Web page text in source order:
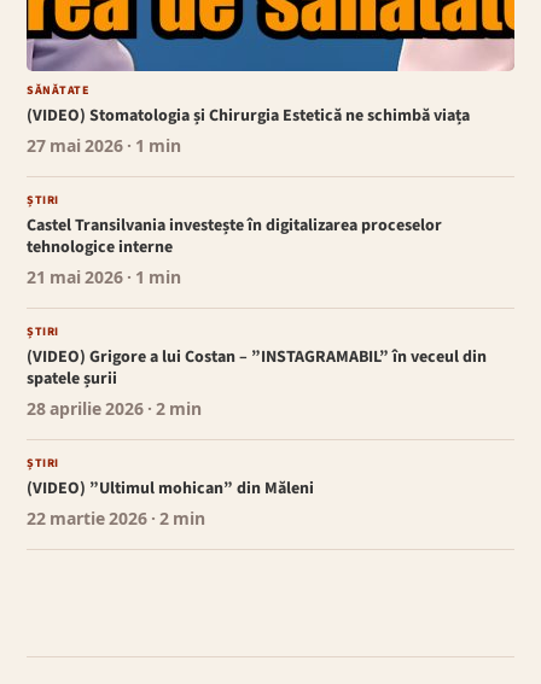
SĂNĂTATE
(VIDEO) Stomatologia și Chirurgia Estetică ne schimbă viața
27 mai 2026 · 1 min
ȘTIRI
Castel Transilvania investește în digitalizarea proceselor
tehnologice interne
21 mai 2026 · 1 min
ȘTIRI
(VIDEO) Grigore a lui Costan – ”INSTAGRAMABIL” în veceul din
spatele șurii
28 aprilie 2026 · 2 min
ȘTIRI
(VIDEO) ”Ultimul mohican” din Măleni
22 martie 2026 · 2 min